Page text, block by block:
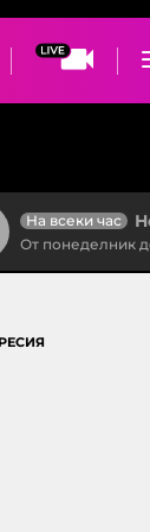
На всеки час
От понеделник